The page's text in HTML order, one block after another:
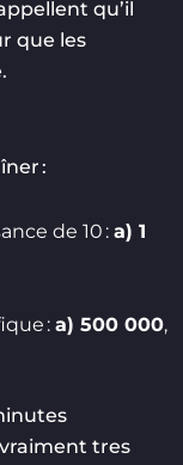
qu’il
que les
:
de 10 : a) 1
: a) 500 000,
tres